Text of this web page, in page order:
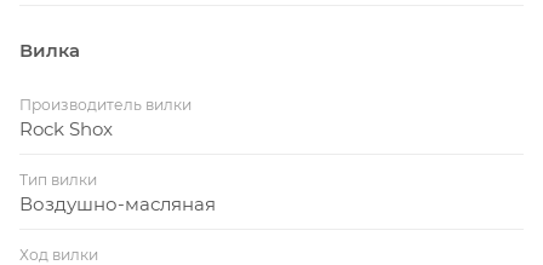
Вилка
Производитель вилки
Rock Shox
Тип вилки
Воздушно-масляная
Ход вилки